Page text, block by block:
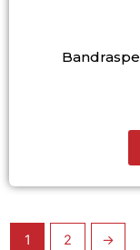
1 2 →